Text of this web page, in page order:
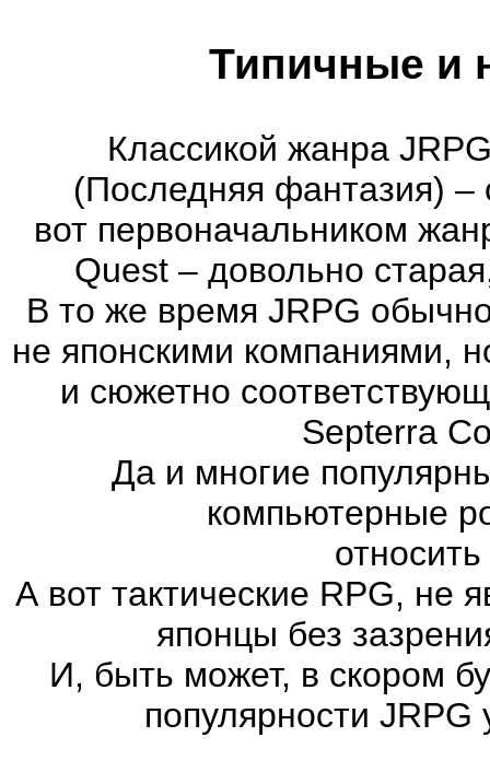
Типичные и
Классикой жанра
(Последняя фантазия) –
вот первоначальником
Quest – довольно
В то же время JRPG
не японскими компаниями,
и сюжетно
Septerra
Да и многие
компьютерные
А вот тактические RPG, не
японцы без
И, быть может, в скором
популярности JRPG